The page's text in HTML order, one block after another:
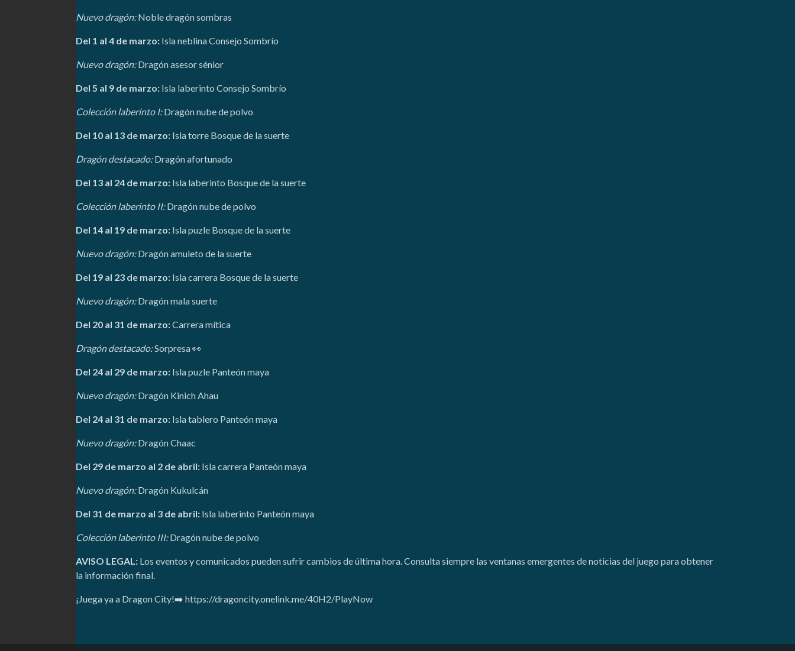
Nuevo dragón: Noble dragón sombras
Del 1 al 4 de marzo: Isla neblina Consejo Sombrío
Nuevo dragón: Dragón asesor sénior
Del 5 al 9 de marzo: Isla laberinto Consejo Sombrío
Colección laberinto I: Dragón nube de polvo
Del 10 al 13 de marzo: Isla torre Bosque de la suerte
Dragón destacado: Dragón afortunado
Del 13 al 24 de marzo: Isla laberinto Bosque de la suerte
Colección laberinto II:Dragón nube de polvo
Del 14 al 19 de marzo: Isla puzle Bosque de la suerte
Nuevo dragón: Dragón amuleto de la suerte
Del 19 al 23 de marzo: Isla carrera Bosque de la suerte
Nuevo dragón:Dragón mala suerte
Del 20 al 31 de marzo:Carrera mítica
Dragón destacado:Sorpresa 👀
Del 24 al 29 de marzo: Isla puzle Panteón maya
Nuevo dragón:Dragón Kinich Ahau
Del 24 al 31 de marzo: Isla tablero Panteón maya
Nuevo dragón:Dragón Chaac
Del 29 de marzo al 2 de abril: Isla carrera Panteón maya
Nuevo dragón:Dragón Kukulcán
Del 31 de marzo al 3 de abril: Isla laberinto Panteón maya
Colección laberinto III:Dragón nube de polvo
AVISO LEGAL: Los eventos y comunicados pueden sufrir cambios de última hora. Consulta siempre las ventanas emergentes de noticias del juego para obtener
la información final.
¡Juega ya a Dragon City!➡️ https://dragoncity.onelink.me/40H2/PlayNow